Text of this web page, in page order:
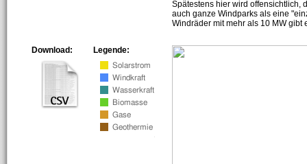
Spätestens hier wird offensichtlich,
auch ganze Windparks als eine
Windräder mit mehr als 10 MW gibt
Legende:
Download: